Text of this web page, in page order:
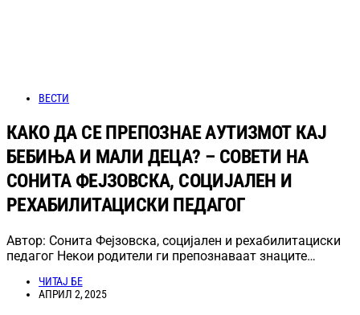
ВЕСТИ
КАКО ДА СЕ ПРЕПОЗНАЕ АУТИЗМОТ КАЈ
БЕБИЊА И МАЛИ ДЕЦА? – СОВЕТИ НА
СОНИТА ФЕЈЗОВСКА, СОЦИЈАЛЕН И
РЕХАБИЛИТАЦИСКИ ПЕДАГОГ
Автор: Сонита Фејзовска, социјален и рехабилитациски
педагог Некои родители ги препознаваат знаците…
ЧИТАЈ БЕ
АПРИЛ 2, 2025